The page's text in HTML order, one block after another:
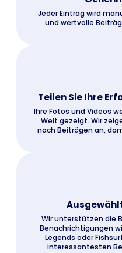
Jeder Eintrag wird
und wertvolle
Teilen Sie Ihre
Ihre Fotos und Videos
Welt gezeigt. Wir
nach Beiträgen an,
Wir unterstützen die
Benachrichtigungen
Legends oder
interessantesten